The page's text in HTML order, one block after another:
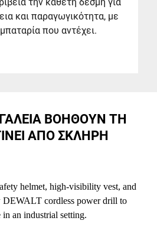
και παραγωγικότητα, με
που αντέχει.
ΒΟΗΘΟΥΝ ΤΗ
ΑΠΟ ΣΚΛΗΡΗ